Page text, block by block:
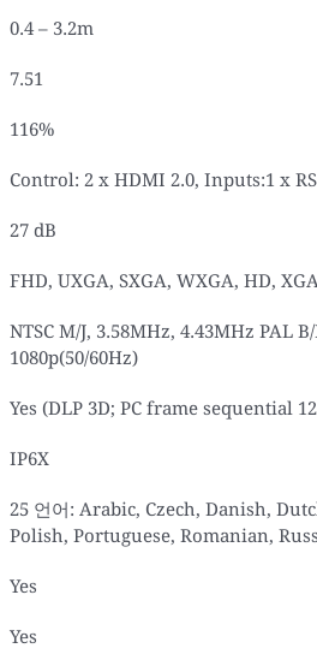
0.4 – 3.2m
7.51
116%
Control: 2 x HDMI 2.0, Inputs:1 x
27 dB
FHD, UXGA, SXGA, WXGA, HD,
NTSC M/J, 3.58MHz, 4.43MHz PAL
1080p(50/60Hz)
Yes (DLP 3D; PC frame sequential
IP6X
25 언어: Arabic, Czech, Danish,
Polish, Portuguese, Romanian,
Yes
Yes